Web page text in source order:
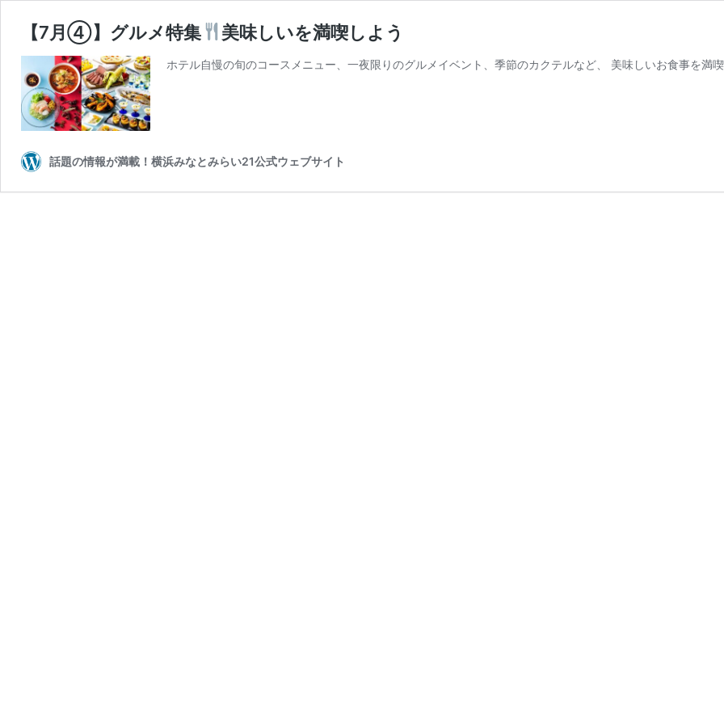
【7月④】グルメ特集 美味しいを満喫しよう
ホテル自慢の旬のコースメニュー、一夜限りのグルメイベント、季節のカクテルなど、 美味しいお食事を満喫
話題の情報が満載！横浜みなとみらい21公式ウェブサイト